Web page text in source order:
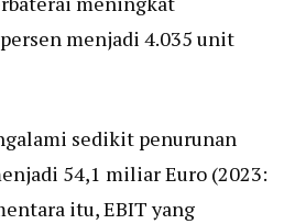
menjadi 4.035 unit
sedikit penurunan
54,1 miliar Euro (2023:
itu, EBIT yang